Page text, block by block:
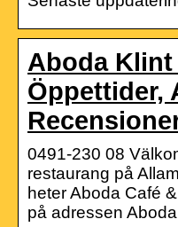
Aboda
Öppettider,
0491-230 08
restaurang på
heter Aboda Café
på adressen